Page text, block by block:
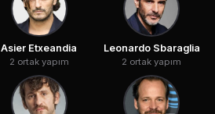
Asier Etxeandia
2 ortak yapım
Leonardo Sbaraglia
2 ortak yapım